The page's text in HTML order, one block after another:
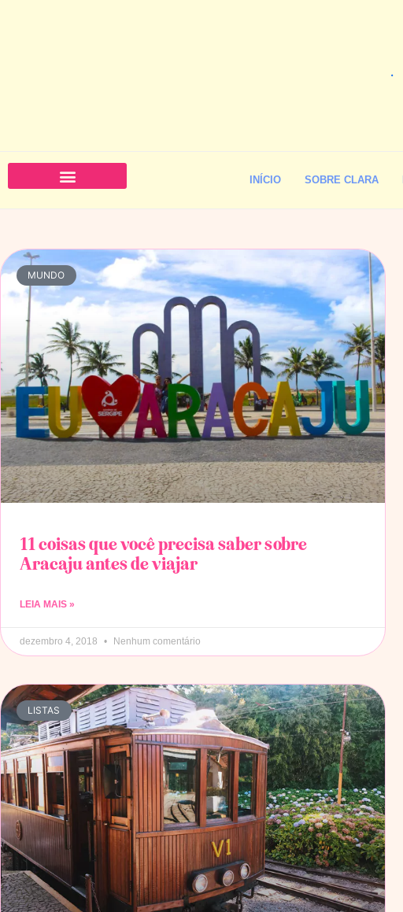
INÍCIO SOBRE CLARA
MUNDO
11 coisas que você precisa saber sobre
Aracaju antes de viajar
LEIA MAIS »
dezembro 4, 2018 Nenhum comentário
LISTAS